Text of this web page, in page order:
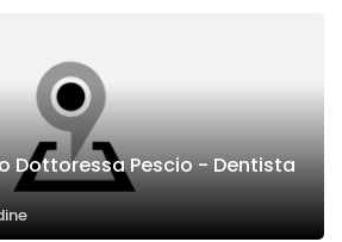
Dottoressa Pescio - Dentista